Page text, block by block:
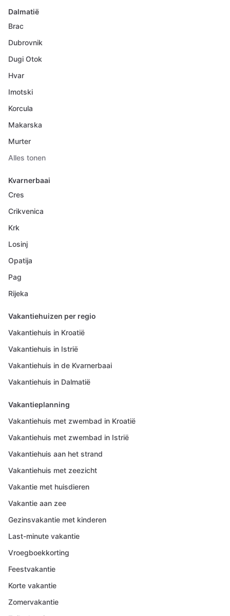
Dalmatië
Brac
Dubrovnik
Dugi Otok
Hvar
Imotski
Korcula
Makarska
Murter
Alles tonen
Kvarnerbaai
Cres
Crikvenica
Krk
Losinj
Opatija
Pag
Rijeka
Vakantiehuizen per regio
Vakantiehuis in Kroatië
Vakantiehuis in Istrië
Vakantiehuis in de Kvarnerbaai
Vakantiehuis in Dalmatië
Vakantieplanning
Vakantiehuis met zwembad in Kroatië
Vakantiehuis met zwembad in Istrië
Vakantiehuis aan het strand
Vakantiehuis met zeezicht
Vakantie met huisdieren
Vakantie aan zee
Gezinsvakantie met kinderen
Last-minute vakantie
Vroegboekkorting
Feestvakantie
Korte vakantie
Zomervakantie